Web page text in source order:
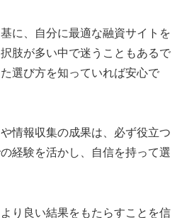
に、自分に最適な融資サイトを
肢が多い中で迷うこともあるで
選び方を知っていれば安心で
情報収集の成果は、必ず役立つ
経験を活かし、自信を持って選
り良い結果をもたらすことを信